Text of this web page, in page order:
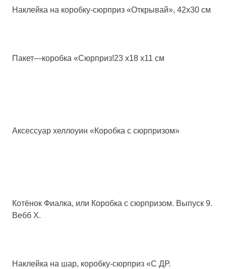
Наклейка на коробку-сюрприз «Открывай», 42х30 см
Пакет—коробка «Сюрприз!23 х18 х11 см
Аксессуар хеллоуин «Коробка с сюрпризом»
Котёнок Фиалка, или Коробка с сюрпризом. Выпуск 9.
Вебб Х.
Наклейка на шар, коробку-сюрприз «С ДР.